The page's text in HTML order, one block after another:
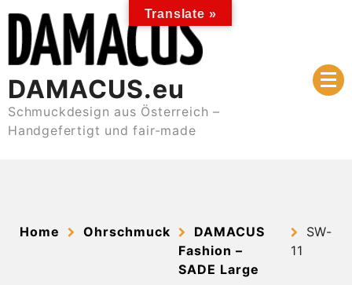
content
DAMACUS.eu
Schmuckdesign aus Österreich –
Handgefertigt und fair-made
Home Ohrschmuck
DAMACUS
Fashion –
SADE Large
SW-
11
Translate »